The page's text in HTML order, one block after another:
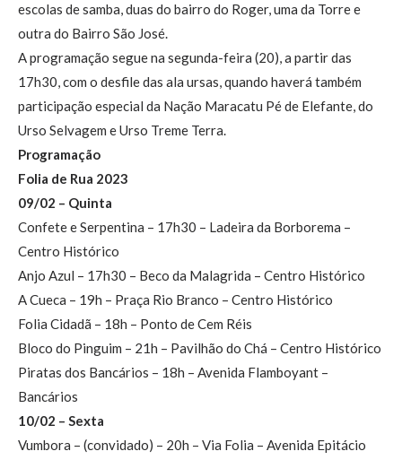
escolas de samba, duas do bairro do Roger, uma da Torre e
outra do Bairro São José.
A programação segue na segunda-feira (20), a partir das
17h30, com o desfile das ala ursas, quando haverá também
participação especial da Nação Maracatu Pé de Elefante, do
Urso Selvagem e Urso Treme Terra.
Programação
Folia de Rua 2023
09/02 – Quinta
Confete e Serpentina – 17h30 – Ladeira da Borborema –
Centro Histórico
Anjo Azul – 17h30 – Beco da Malagrida – Centro Histórico
A Cueca – 19h – Praça Rio Branco – Centro Histórico
Folia Cidadã – 18h – Ponto de Cem Réis
Bloco do Pinguim – 21h – Pavilhão do Chá – Centro Histórico
Piratas dos Bancários – 18h – Avenida Flamboyant –
Bancários
10/02 – Sexta
Vumbora – (convidado) – 20h – Via Folia – Avenida Epitácio